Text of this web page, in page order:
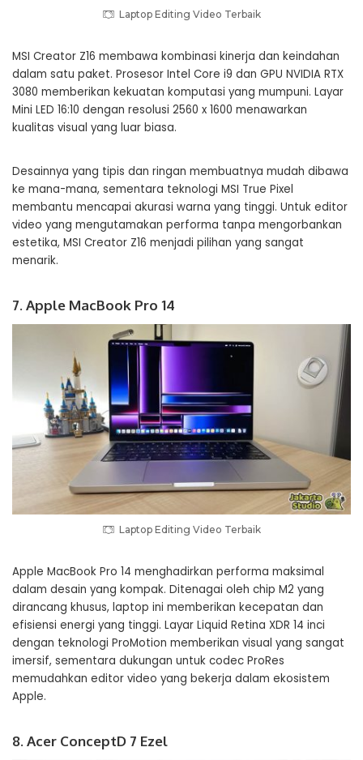
Laptop Editing Video Terbaik
MSI Creator Z16 membawa kombinasi kinerja dan keindahan
dalam satu paket. Prosesor Intel Core i9 dan GPU NVIDIA RTX
3080 memberikan kekuatan komputasi yang mumpuni. Layar
Mini LED 16:10 dengan resolusi 2560 x 1600 menawarkan
kualitas visual yang luar biasa.
Desainnya yang tipis dan ringan membuatnya mudah dibawa
ke mana-mana, sementara teknologi MSI True Pixel
membantu mencapai akurasi warna yang tinggi. Untuk editor
video yang mengutamakan performa tanpa mengorbankan
estetika, MSI Creator Z16 menjadi pilihan yang sangat
menarik.
7. Apple MacBook Pro 14
Laptop Editing Video Terbaik
Apple MacBook Pro 14 menghadirkan performa maksimal
dalam desain yang kompak. Ditenagai oleh chip M2 yang
dirancang khusus, laptop ini memberikan kecepatan dan
efisiensi energi yang tinggi. Layar Liquid Retina XDR 14 inci
dengan teknologi ProMotion memberikan visual yang sangat
imersif, sementara dukungan untuk codec ProRes
memudahkan editor video yang bekerja dalam ekosistem
Apple.
8. Acer ConceptD 7 Ezel